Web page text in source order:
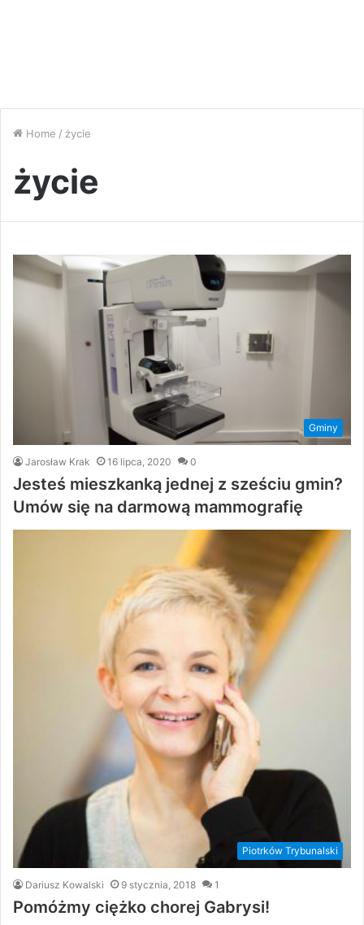
Home / życie
życie
Gminy
Jarosław Krak 16 lipca, 2020 0
Jesteś mieszkanką jednej z sześciu gmin?
Umów się na darmową mammografię
Piotrków Trybunalski
Dariusz Kowalski 9 stycznia, 2018 1
Pomóżmy ciężko chorej Gabrysi!